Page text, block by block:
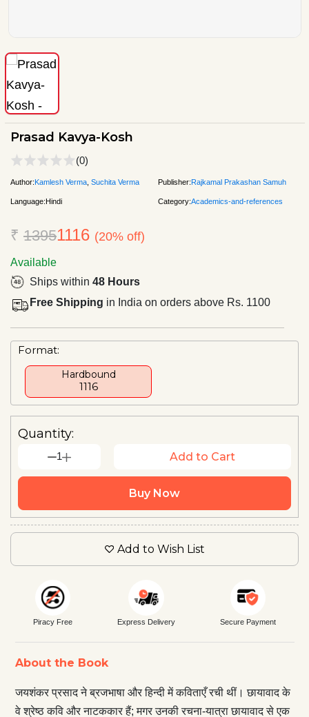
Prasad Kavya-Kosh
(0)
Author:Kamlesh Verma Suchita Verma Publisher:Rajkamal Prakashan Samuh
Language:Hindi Category:Academics-and-references
₹ 13951116 (20% off)
Available
Ships within 48 Hours
Free Shipping in India on orders above Rs. 1100
Format:
Hardbound
₹1116
Quantity:
1 Add to Cart
Buy Now
Add to Wish List
Piracy Free Express Delivery Secure Payment
About the Book
जयशंकर प्रसाद ने ब्रजभाषा और हिन्दी में कविताएँ रची थीं। छायावाद के
वे श्रेष्ठ कवि और नाटककार हैं; मगर उनकी रचना-यात्रा छायावाद से एक